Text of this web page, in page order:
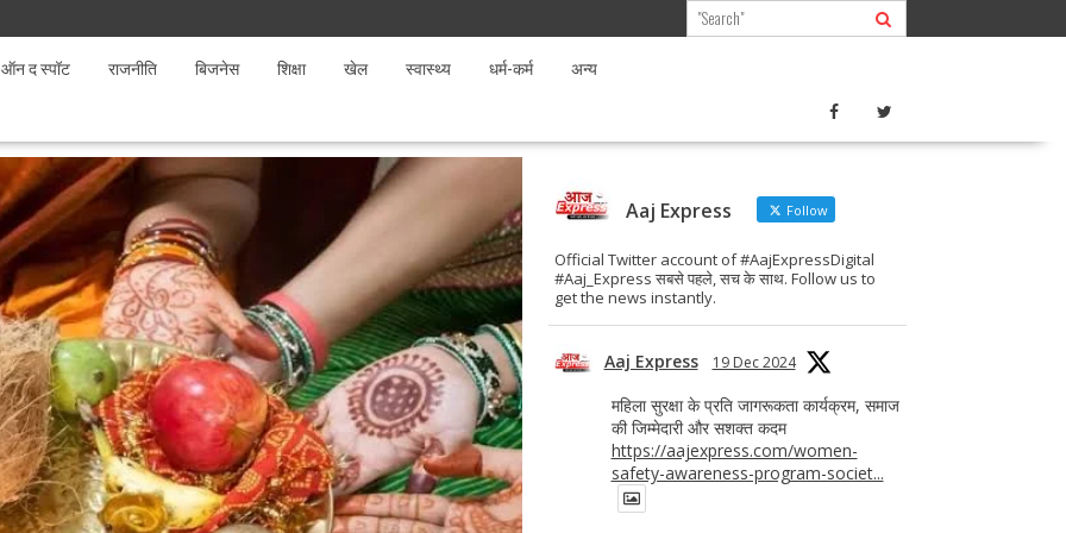
ऑन द स्पॉट राजनीति बिजनेस शिक्षा खेल स्वास्थ्य धर्म-कर्म अन्य
Aaj Express Follow
Official Twitter account of #AajExpressDigital
#Aaj_Express सबसे पहले, सच के साथ. Follow us to
get the news instantly.
Aaj Express 19 Dec 2024
महिला सुरक्षा के प्रति जागरूकता कार्यक्रम, समाज
की जिम्मेदारी और सशक्त कदम
https://aajexpress.com/women-
safety-awareness-program-societ...